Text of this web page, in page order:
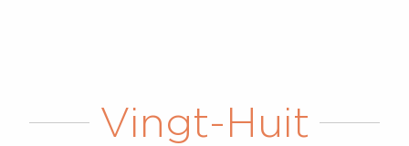
Maison des Services Publics
Vingt-Huit